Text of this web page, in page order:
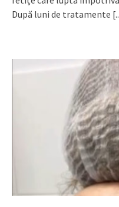
După luni de tratamente